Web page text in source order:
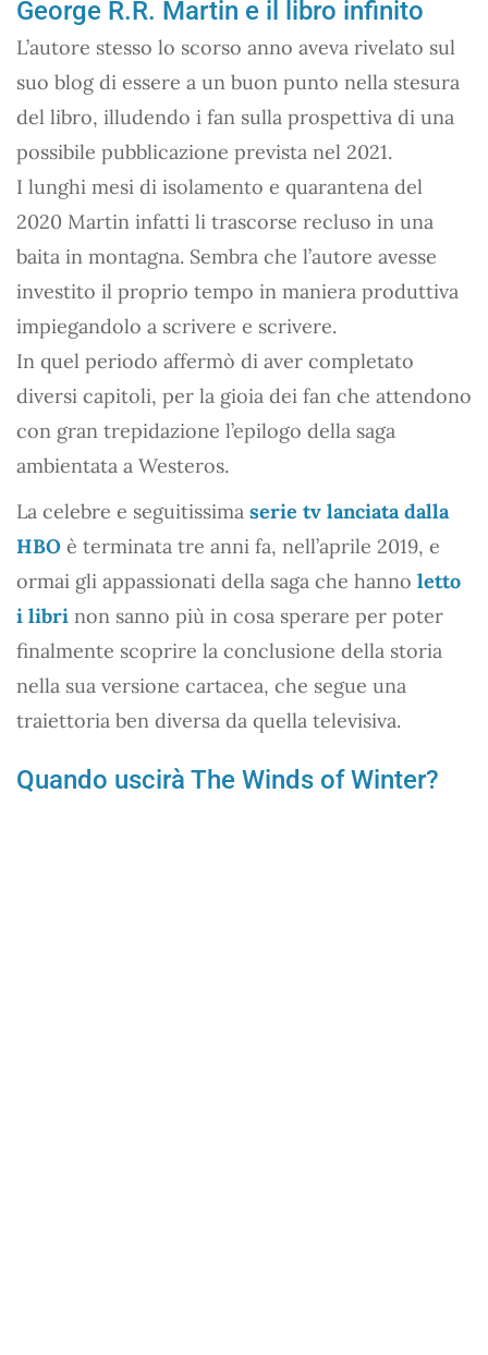
George R.R. Martin e il libro infinito
L’autore stesso lo scorso anno aveva rivelato sul
suo blog di essere a un buon punto nella stesura
del libro, illudendo i fan sulla prospettiva di una
possibile pubblicazione prevista nel 2021.
I lunghi mesi di isolamento e quarantena del
2020 Martin infatti li trascorse recluso in una
baita in montagna. Sembra che l’autore avesse
investito il proprio tempo in maniera produttiva
impiegandolo a scrivere e scrivere.
In quel periodo affermò di aver completato
diversi capitoli, per la gioia dei fan che attendono
con gran trepidazione l’epilogo della saga
ambientata a Westeros.
La celebre e seguitissima serie tv lanciata dalla
HBO è terminata tre anni fa, nell’aprile 2019, e
ormai gli appassionati della saga che hanno letto
i libri non sanno più in cosa sperare per poter
finalmente scoprire la conclusione della storia
nella sua versione cartacea, che segue una
traiettoria ben diversa da quella televisiva.
Quando uscirà The Winds of Winter?